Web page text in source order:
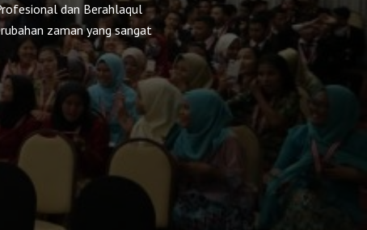
dan Berahlaqul
zaman yang sangat